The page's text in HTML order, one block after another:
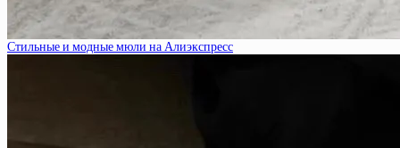
Стильные и модные мюли на Алиэкспресс